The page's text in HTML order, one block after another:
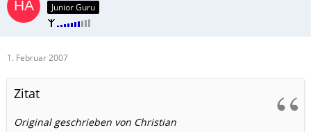
Junior Guru
1. Februar 2007
Zitat
Original geschrieben von Christian